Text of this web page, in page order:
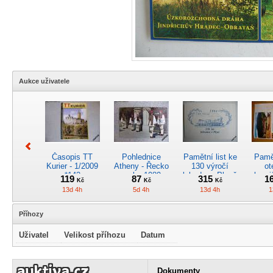
Aukce uživatele
Časopis TT
Kurier - 1/2009
*142
119Kč
13d 4h
Pohlednice
Atheny - Řecko
z roku 1989.
Nová nepoužitá
*5019
87 Kč
5d 4h
Pamětní list ke
130 výročí
lokodepa Plzeň
*2963
315 Kč
13d 4h
Kreslený
obrázek parní
4osý osob.
rychlík.vůz typu
Časopis
„Škodovák“,
Příhozy
Uživatel Velikost příhozu Datum
Dokumenty